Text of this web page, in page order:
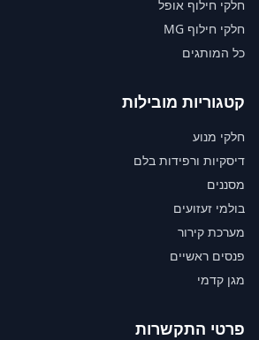
חלקי חילוף אופל
חלקי חילוף MG
כל המותגים
קטגוריות מובילות
חלקי מנוע
דיסקיות ורפידות בלם
מסננים
בולמי זעזועים
מערכת קירור
פנסים ראשיים
מגן קדמי
פרטי התקשרות